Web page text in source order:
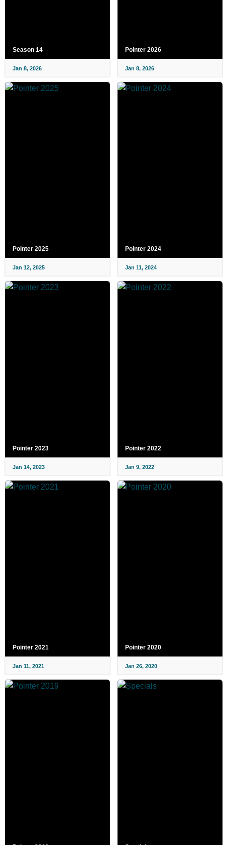
Season 14
Jan 8, 2026
Pointer 2026
Jan 8, 2026
Pointer 2025
Jan 12, 2025
Pointer 2024
Jan 11, 2024
Pointer 2023
Jan 14, 2023
Pointer 2022
Jan 9, 2022
Pointer 2021
Jan 11, 2021
Pointer 2020
Jan 26, 2020